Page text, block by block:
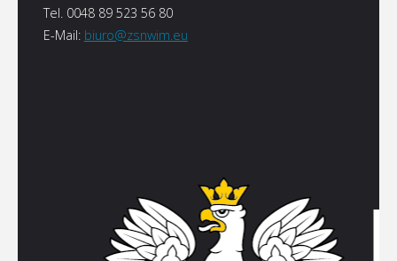
Tel. 0048 89 523 56 80
E-Mail: biuro@zsnwim.eu